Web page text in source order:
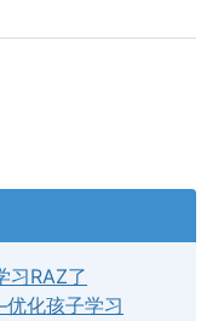
习RAZ了
化孩子学习